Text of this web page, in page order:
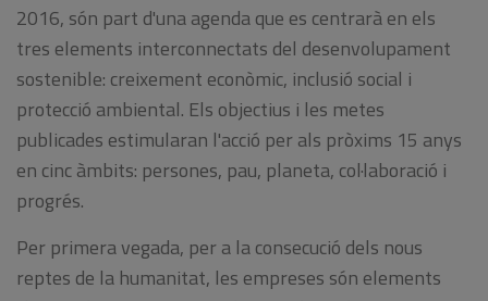
2016, són part d'una agenda que es centrarà en els
tres elements interconnectats del desenvolupament
sostenible: creixement econòmic, inclusió social i
protecció ambiental. Els objectius i les metes
publicades estimularan l'acció per als pròxims 15 anys
en cinc àmbits: persones, pau, planeta, col·laboració i
progrés.
Per primera vegada, per a la consecució dels nous
reptes de la humanitat, les empreses són elements